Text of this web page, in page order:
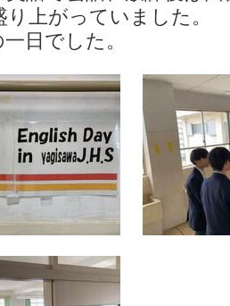
上がっていました。
日でした。